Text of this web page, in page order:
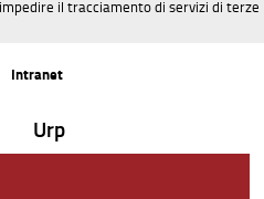
il tracciamento di servizi di terze
Intranet
Urp